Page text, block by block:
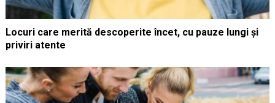
Locuri care merită descoperite încet, cu pauze lungi și
priviri atente